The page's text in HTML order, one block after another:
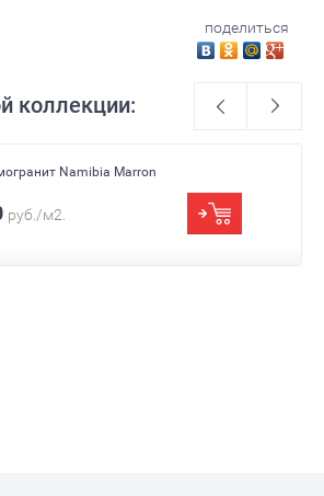
поделиться
коллекции:
Namibia Marron
Коричневый
руб./м2.